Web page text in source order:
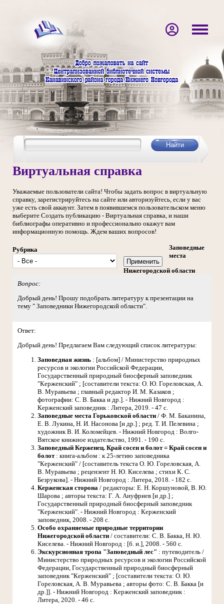
Виртуальная справка
Уважаемые пользователи сайта! Чтобы задать вопрос в виртуальную
справку, зарегистрируйтесь на сайте или авторизуйтесь, если у вас
уже есть свой аккаунт. Затем в появившемся пользовательском меню
выберите Создать публикацию - Виртуальная справка, и наши
библиографы оперативно и профессионально окажут вам
информационную помощь. Ждем ваших вопросов!
Рубрика
Заповедные
места
Нижегородской области
Вопрос:
Добрый день! Прошу подобрать литературу к презентации на
тему " Заповедники Нижегородской области".
Ответ:
Добрый день! Предлагаем Вам следующий список литературы:
Заповедная жизнь : [альбом] / Министерство природных
ресурсов и экологии Российской Федерации,
Государственный природный биосферный заповедник
"Керженский" ; [составители текста: О. Ю. Гореловская, А.
В. Муравьева ; главный редактор И. М. Казаков ;
фотографии: С. В. Бакка и др.]. - Нижний Новгород :
Керженский заповедник : Литера, 2019. - 47 с.
Заповедные места Горьковской области / Ф. М. Баканина,
Е. В. Лукина, Н. И. Насонова [и др.] ; ред. Т. И. Пелевина ;
художник В. И. Коломейцев. - Нижний Новгород : Волго-
Вятское книжное издательство, 1991. - 190 с.
Заповедный Керженец. Край сосен и болот = Край сосен и
болот: книга-альбом : к 25-летию заповедника
"Керженский" / [составитель текста О. Ю. Гореловская, А.
В. Муравьева ; рецензент Н. Ю. Киселева ; стихи К. С.
Безрукова]. - Нижний Новгород : Литера, 2018. - 182 с.
Керженская сторона / редакторы: Е. Н. Коршуновой, В. Ю.
Шарова ; авторы текста: Г. А. Ануфриев [и др.] ;
Государственный природный биосферный заповедник
"Керженский". - Нижний Новгород : Керженский
заповедник, 2008. - 208 с.
Особо охраняемые природные территории
Нижегородской области / составители: С. В. Бакка, Н. Ю.
Киселева. - Нижний Новгород : [б. и.], 2008. - 560 с.
Экскурсионная тропа "Заповедный лес" : путеводитель /
Министерство природных ресурсов и экологии Российской
Федерации, Государственный природный биосферный
заповедник "Керженский" ; [составители текста: О. Ю.
Гореловская, А. В. Муравьева ; авторы фото: С. В. Бакка [и
др.]]. - Нижний Новгород : Керженский заповедник :
Литера, 2020. - 46 с.